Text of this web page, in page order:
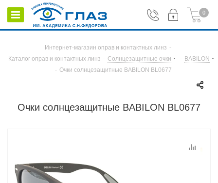
0
Интернет-магазин оправ и контактных линз -
Каталог оправ и контактных линз - Солнцезащитные очки - BABILON
- Очки солнцезащитные BABILON BL0677
Очки солнцезащитные BABILON BL0677